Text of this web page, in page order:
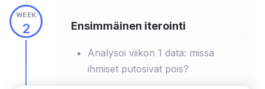
WEEK
2 Ensimmäinen iterointi
Analysoi viikon 1 data: missä
ihmiset putosivat pois?